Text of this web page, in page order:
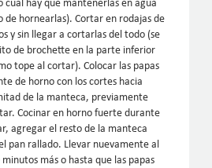
cual hay que mantenerlas en agua
de hornearlas). Cortar en rodajas de
y sin llegar a cortarlas del todo (se
de brochette en la parte inferior
tope al cortar). Colocar las papas
de horno con los cortes hacia
de la manteca, previamente
Cocinar en horno fuerte durante
agregar el resto de la manteca
pan rallado. Llevar nuevamente al
más o hasta que las papas